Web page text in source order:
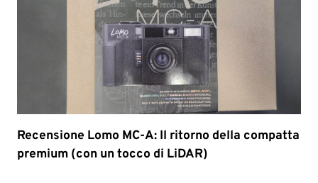
Recensione Lomo MC-A: Il ritorno della compatta
premium (con un tocco di LiDAR)